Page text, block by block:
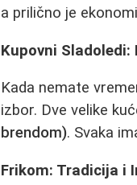
a prilično je
Kupovni Sladoledi:
Kada nemate
izbor. Dve velike
brendom). Svaka
Frikom: Tradicija i